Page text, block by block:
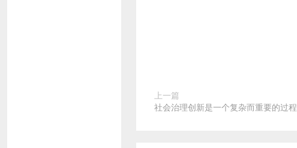
上一篇
社会治理创新是一个复杂而重要的过程